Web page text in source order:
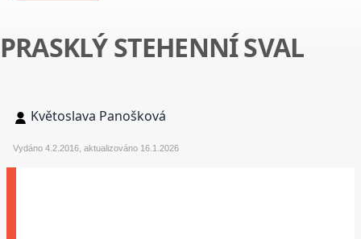
PRASKLÝ STEHENNÍ SVAL
Květoslava Panošková
Vydáno 4.2.2016, aktualizováno 16.1.2026